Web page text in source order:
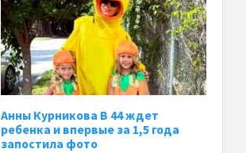
Анны Курникова В 44 ждет
ребенка и впервые за 1,5 года
запостила фото